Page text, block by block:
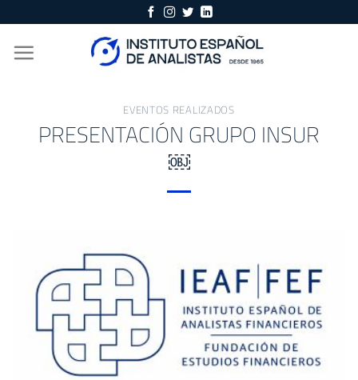
content
EVENTOS REALIZADOS
PRESENTACIÓN GRUPO INSUR
￼